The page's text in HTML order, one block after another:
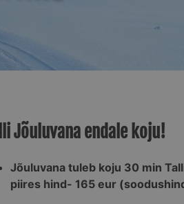
Jõuluvana endale koju!
Jõuluvana tuleb koju 30 min
piires hind- 165 eur